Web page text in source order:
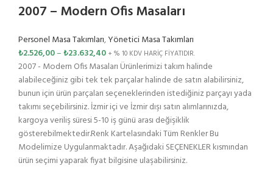
2007 – Modern Ofis Masaları
Personel Masa Takımları,Yönetici Masa Takımları
₺2.526,00–₺23.632,40 + % 10 KDV HARİÇ FİYATIDIR.
2007 - Modern Ofis Masaları Ürünlerimizi takım halinde
alabileceğiniz gibi tek tek parçalar halinde de satın alabilirsiniz,
bunun için ürün parçaları seçeneklerinden istediğiniz parçayı yada
takımı seçebilirsiniz. İzmir içi ve İzmir dışı satın alımlarınızda,
kargoya veriliş süresi 5-10 iş günü arası değişiklik
gösterebilmektedir.Renk Kartelasındaki Tüm Renkler Bu
Modelimize Uygulanmaktadır. Aşağıdaki SEÇENEKLER kısmından
ürün seçimi yaparak fiyat bilgisine ulaşabilirsiniz.